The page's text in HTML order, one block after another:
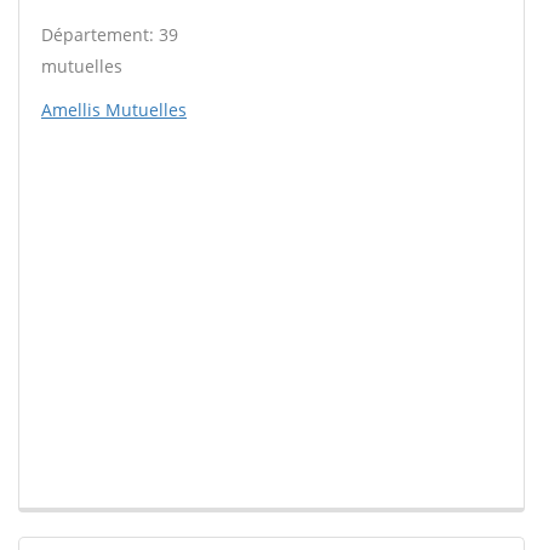
Département: 39
mutuelles
Amellis Mutuelles